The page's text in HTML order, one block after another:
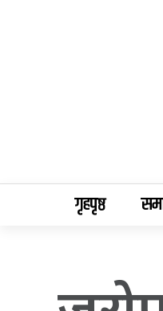
गृहपृष्ठ